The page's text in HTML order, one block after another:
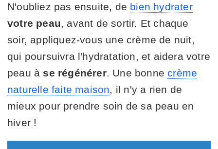
N'oubliez pas ensuite, de bien hydrater
votre peau, avant de sortir. Et chaque
soir, appliquez-vous une crème de nuit,
qui poursuivra l'hydratation, et aidera votre
peau à se régénérer. Une bonne crème
naturelle faite maison, il n'y a rien de
mieux pour prendre soin de sa peau en
hiver !